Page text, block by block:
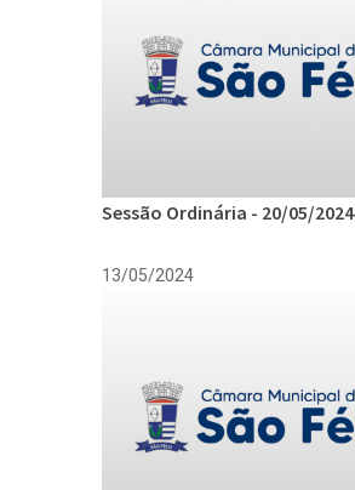
Sessão Ordinária - 20/05/2024
13/05/2024